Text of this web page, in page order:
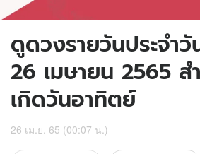
ดูดวงรายวันประจำ
26 เมษายน 2565 ส
เกิดวันอาทิตย์
26 เม.ย. 65 (00:07 น.)